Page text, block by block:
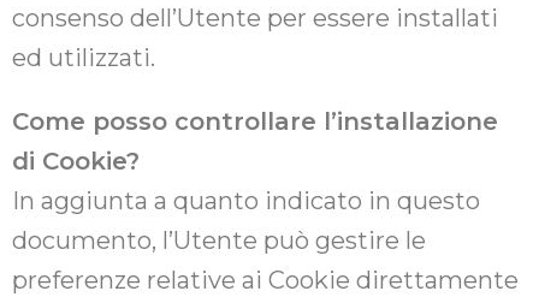
consenso dell’Utente per essere installati
ed utilizzati.
Come posso controllare l’installazione
di Cookie?
In aggiunta a quanto indicato in questo
documento, l’Utente può gestire le
preferenze relative ai Cookie direttamente